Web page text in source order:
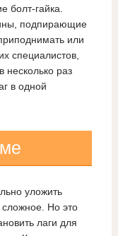
болт-гайка.
подпирающие
или
специалистов,
несколько раз
в одной
уложить
Но это
лаги для